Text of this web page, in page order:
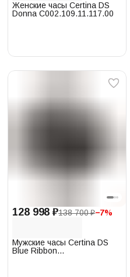
Женские часы Certina DS
Donna C002.109.11.117.00
128 998 ₽138 700 ₽−7%
Мужские часы Certina DS
Blue Ribbon